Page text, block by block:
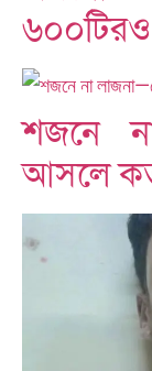
শজনে
আসলে